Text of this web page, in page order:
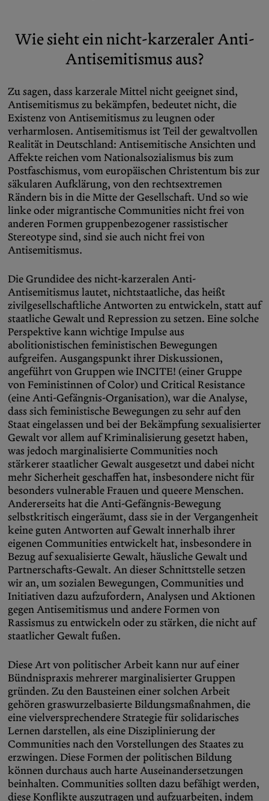
Wie sieht ein nicht-karzeraler Anti-
Antisemitismus aus?
Zu sagen, dass karzerale Mittel nicht geeignet sind,
Antisemitismus zu bekämpfen, bedeutet nicht, die
Existenz von Antisemitismus zu leugnen oder
verharmlosen. Antisemitismus ist Teil der gewaltvollen
Realität in Deutschland: Antisemitische Ansichten und
Affekte reichen vom Nationalsozialismus bis zum
Postfaschismus, vom europäischen Christentum bis zur
säkularen Aufklärung, von den rechtsextremen
Rändern bis in die Mitte der Gesellschaft. Und so wie
linke oder migrantische Communities nicht frei von
anderen Formen gruppenbezogener rassistischer
Stereotype sind, sind sie auch nicht frei von
Antisemitismus.
Die Grundidee des nicht-karzeralen Anti-
Antisemitismus lautet, nichtstaatliche, das heißt
zivilgesellschaftliche Antworten zu entwickeln, statt auf
staatliche Gewalt und Repression zu setzen. Eine solche
Perspektive kann wichtige Impulse aus
abolitionistischen feministischen Bewegungen
aufgreifen. Ausgangspunkt ihrer Diskussionen,
angeführt von Gruppen wie INCITE! (einer Gruppe
von Feministinnen of Color) und Critical Resistance
(eine Anti-Gefängnis-Organisation), war die Analyse,
dass sich feministische Bewegungen zu sehr auf den
Staat eingelassen und bei der Bekämpfung sexualisierter
Gewalt vor allem auf Kriminalisierung gesetzt haben,
was jedoch marginalisierte Communities noch
stärkerer staatlicher Gewalt ausgesetzt und dabei nicht
mehr Sicherheit geschaffen hat, insbesondere nicht für
besonders vulnerable Frauen und queere Menschen.
Andererseits hat die Anti-Gefängnis-Bewegung
selbstkritisch eingeräumt, dass sie in der Vergangenheit
keine guten Antworten auf Gewalt innerhalb ihrer
eigenen Communities entwickelt hat, insbesondere in
Bezug auf sexualisierte Gewalt, häusliche Gewalt und
Partnerschafts-Gewalt. An dieser Schnittstelle setzen
wir an, um sozialen Bewegungen, Communities und
Initiativen dazu aufzufordern, Analysen und Aktionen
gegen Antisemitismus und andere Formen von
Rassismus zu entwickeln oder zu stärken, die nicht auf
staatlicher Gewalt fußen.
Diese Art von politischer Arbeit kann nur auf einer
Bündnispraxis mehrerer marginalisierter Gruppen
gründen. Zu den Bausteinen einer solchen Arbeit
gehören graswurzelbasierte Bildungsmaßnahmen, die
eine vielversprechendere Strategie für solidarisches
Lernen darstellen, als eine Disziplinierung der
Communities nach den Vorstellungen des Staates zu
erzwingen. Diese Formen der politischen Bildung
können durchaus auch harte Auseinandersetzungen
beinhalten. Communities sollten dazu befähigt werden,
diese Konflikte auszutragen und aufzuarbeiten, indem